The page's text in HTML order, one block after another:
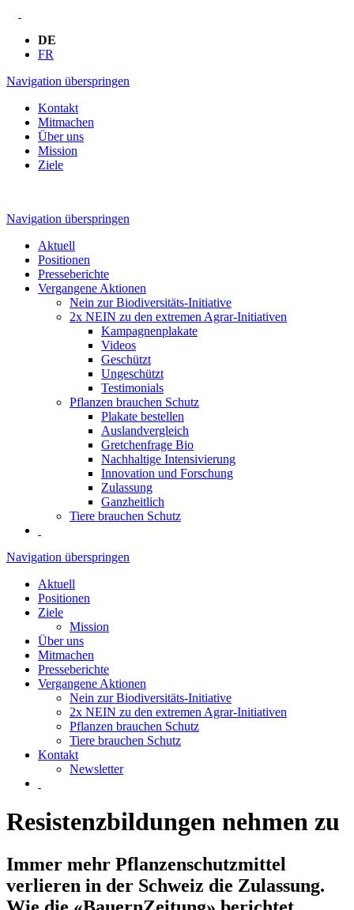
DE
FR
Navigation überspringen
Kontakt
Mitmachen
Über uns
Mission
Ziele
Navigation überspringen
Aktuell
Positionen
Presseberichte
Vergangene Aktionen
Nein zur Biodiversitäts-Initiative
2x NEIN zu den extremen Agrar-Initiativen
Kampagnenplakate
Videos
Geschützt
Ungeschützt
Testimonials
Pflanzen brauchen Schutz
Plakate bestellen
Auslandvergleich
Gretchenfrage Bio
Nachhaltige Intensivierung
Innovation und Forschung
Zulassung
Ganzheitlich
Tiere brauchen Schutz
Navigation überspringen
Aktuell
Positionen
Ziele
Mission
Über uns
Mitmachen
Presseberichte
Vergangene Aktionen
Nein zur Biodiversitäts-Initiative
2x NEIN zu den extremen Agrar-Initiativen
Pflanzen brauchen Schutz
Tiere brauchen Schutz
Kontakt
Newsletter
Resistenzbildungen nehmen zu
Immer mehr Pflanzenschutzmittel
verlieren in der Schweiz die Zulassung.